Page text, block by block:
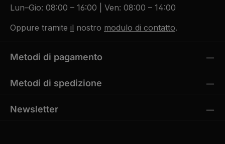
Lun–Gio: 08:00 – 16:00 | Ven: 08:00 – 14:00
Oppure tramite il nostro modulo di contatto.
Metodi di pagamento
Metodi di spedizione
Newsletter